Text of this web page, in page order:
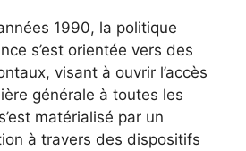
1990, la politique
s’est orientée vers des
visant à ouvrir l’accès
générale à toutes les
matérialisé par un
à travers des dispositifs